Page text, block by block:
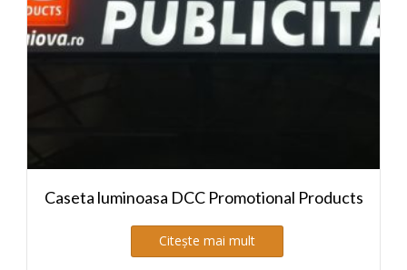
Caseta luminoasa DCC Promotional Products
Citește mai mult